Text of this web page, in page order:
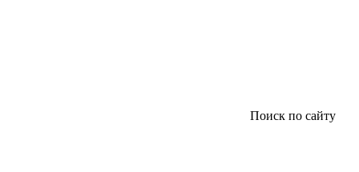
Поиск по сайту